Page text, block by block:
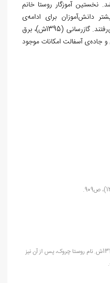
نخستین آموزگار روستا خانم
دانش‌آموزان برای ادامه‌ی
تحصیلات به روستای پیشکمر می‌رفتند. گازرسانی (1395ش)، برق
و جاده‌ی آسفالت امکانات موجود
در سرشماری‌های 1346-1355-1345ش. نام روستا چروک، پس از آن نیز